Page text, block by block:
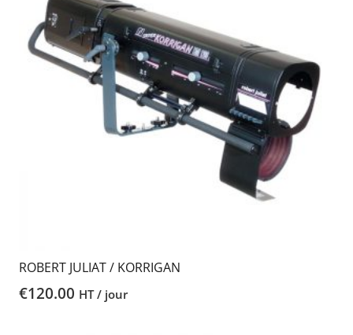
ROBERT JULIAT / KORRIGAN
€120.00 HT / jour